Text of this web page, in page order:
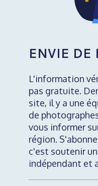
ENVIE DE
L'information
pas gratuite.
site, il y a une
de
vous informer
région.
c'est soutenir
indépendant et